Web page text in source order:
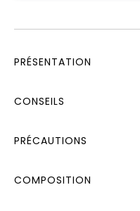
PRÉSENTATION
CONSEILS
PRÉCAUTIONS
COMPOSITION